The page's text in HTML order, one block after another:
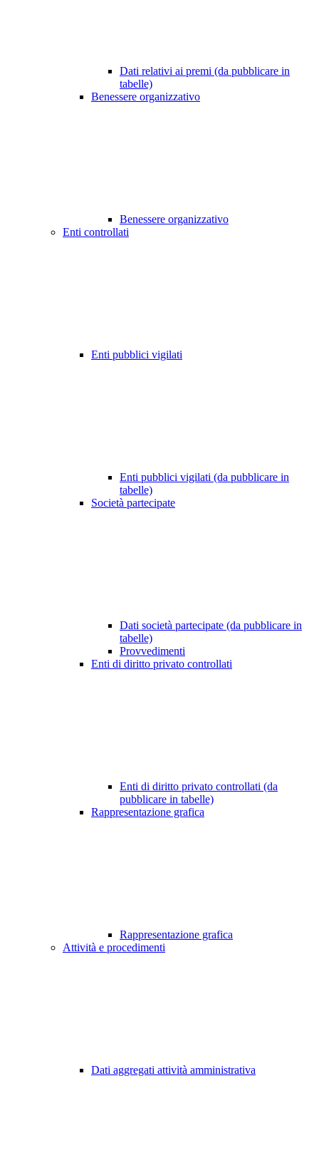
Dati relativi ai premi (da pubblicare in
tabelle)
Benessere organizzativo
Benessere organizzativo
Enti controllati
Enti pubblici vigilati
Enti pubblici vigilati (da pubblicare in
tabelle)
Società partecipate
Dati società partecipate (da pubblicare in
tabelle)
Provvedimenti
Enti di diritto privato controllati
Enti di diritto privato controllati (da
pubblicare in tabelle)
Rappresentazione grafica
Rappresentazione grafica
Attività e procedimenti
Dati aggregati attività amministrativa